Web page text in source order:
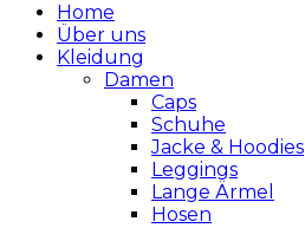
Home
Über uns
Kleidung
Damen
Caps
Schuhe
Jacke & Hoodies
Leggings
Lange Ärmel
Hosen